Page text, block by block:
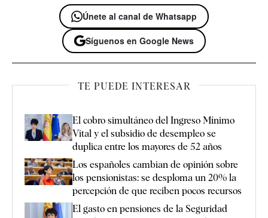
Únete al canal de Whatsapp
Síguenos en Google News
TE PUEDE INTERESAR
El cobro simultáneo del Ingreso Mínimo
Vital y el subsidio de desempleo se
duplica entre los mayores de 52 años
Los españoles cambian de opinión sobre
los pensionistas: se desploma un 20% la
percepción de que reciben pocos recursos
El gasto en pensiones de la Seguridad